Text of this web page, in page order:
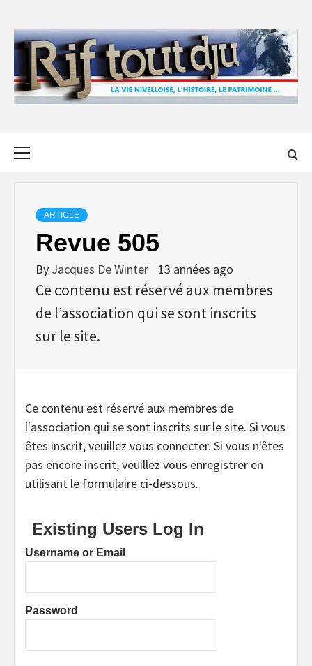
content
ARTICLE
Revue 505
By Jacques De Winter 13 années ago
Ce contenu est réservé aux membres
de l’association qui se sont inscrits
sur le site.
Ce contenu est réservé aux membres de
l'association qui se sont inscrits sur le site. Si vous
êtes inscrit, veuillez vous connecter. Si vous n'êtes
pas encore inscrit, veuillez vous enregistrer en
utilisant le formulaire ci-dessous.
Existing Users Log In
Username or Email
Password